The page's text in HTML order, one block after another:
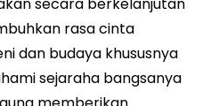
rasa cinta
dan budaya khususnya
sejaraha bangsanya